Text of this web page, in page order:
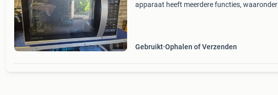
apparaat heeft meerdere functies, waaronder
Gebruikt Ophalen of Verzenden